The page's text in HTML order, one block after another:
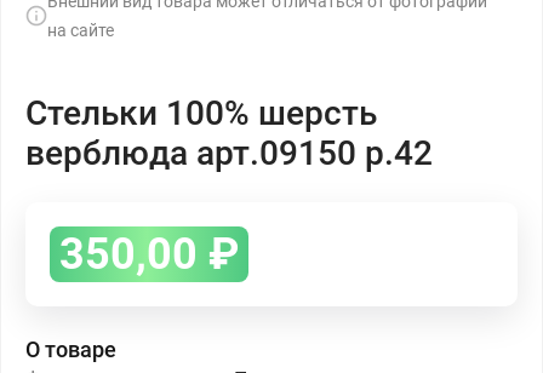
на сайте
Стельки 100% шерсть
верблюда арт.09150 р.42
350,00 ₽
О товаре